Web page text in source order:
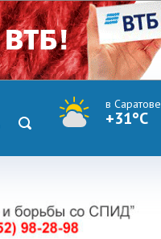
в Саратове
+31°C